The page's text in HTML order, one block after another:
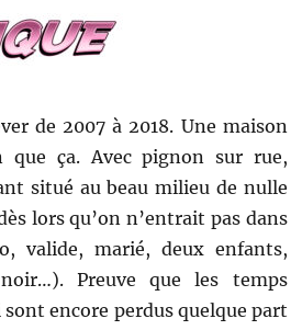
de 2007 à 2018. Une maison
ça. Avec pignon sur rue,
situé au beau milieu de nulle
lors qu’on n’entrait pas dans
valide, marié, deux enfants,
Preuve que les temps
encore perdus quelque part